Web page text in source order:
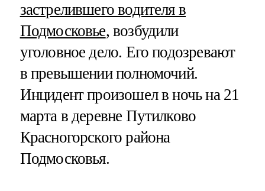
застрелившего водителя в
Подмосковье, возбудили
уголовное дело. Его подозревают
в превышении полномочий.
Инцидент произошел в ночь на 21
марта в деревне Путилково
Красногорского района
Подмосковья.